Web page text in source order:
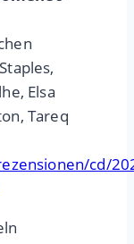
Elsa
Tareq
cd/